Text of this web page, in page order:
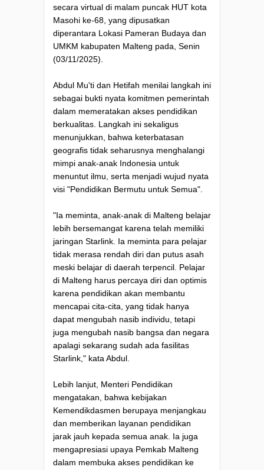
secara virtual di malam puncak HUT kota
Masohi ke-68, yang dipusatkan
diperantara Lokasi Pameran Budaya dan
UMKM kabupaten Malteng pada, Senin
(03/11/2025).
Abdul Mu'ti dan Hetifah menilai langkah ini
sebagai bukti nyata komitmen pemerintah
dalam memeratakan akses pendidikan
berkualitas. Langkah ini sekaligus
menunjukkan, bahwa keterbatasan
geografis tidak seharusnya menghalangi
mimpi anak-anak Indonesia untuk
menuntut ilmu, serta menjadi wujud nyata
visi "Pendidikan Bermutu untuk Semua".
"Ia meminta, anak-anak di Malteng belajar
lebih bersemangat karena telah memiliki
jaringan Starlink. Ia meminta para pelajar
tidak merasa rendah diri dan putus asah
meski belajar di daerah terpencil. Pelajar
di Malteng harus percaya diri dan optimis
karena pendidikan akan membantu
mencapai cita-cita, yang tidak hanya
dapat mengubah nasib individu, tetapi
juga mengubah nasib bangsa dan negara
apalagi sekarang sudah ada fasilitas
Starlink," kata Abdul.
Lebih lanjut, Menteri Pendidikan
mengatakan, bahwa kebijakan
Kemendikdasmen berupaya menjangkau
dan memberikan layanan pendidikan
jarak jauh kepada semua anak. Ia juga
mengapresiasi upaya Pemkab Malteng
dalam membuka akses pendidikan ke